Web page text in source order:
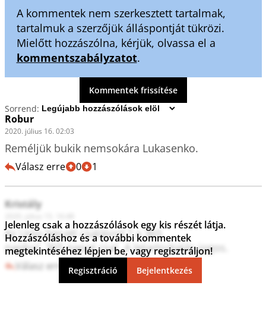
A kommentek nem szerkesztett tartalmak,
tartalmuk a szerzőjük álláspontját tükrözi.
Mielőtt hozzászólna, kérjük, olvassa el a
kommentszabályzatot.
Kommentek frissítése
Sorrend:
Robur
2020. július 16. 02:03
Reméljük bukik nemsokára Lukasenko.
Válasz erre 0 1
Kristály
Az Unio beszél csalásrol ? a 365
napbol  365 napot csal. A letartoztatás jogos.
Válasz erre 2 0
Jelenleg csak a hozzászólások egy kis részét látja.
Hozzászóláshoz és a további kommentek
megtekintéséhez lépjen be, vagy regisztráljon!
Regisztráció Bejelentkezés